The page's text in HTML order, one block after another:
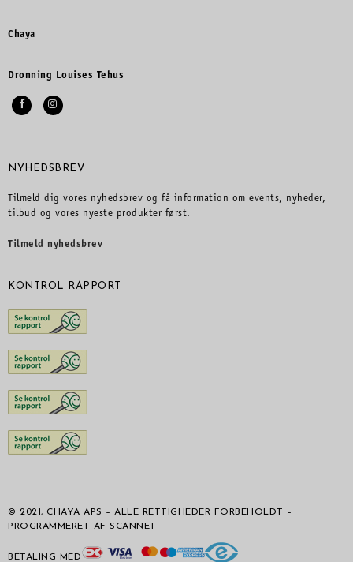
Chaya
Dronning Louises Tehus
NYHEDSBREV
Tilmeld dig vores nyhedsbrev og få information om events, nyheder,
tilbud og vores nyeste produkter først.
Tilmeld nyhedsbrev
KONTROL RAPPORT
© 2021, CHAYA APS – ALLE RETTIGHEDER FORBEHOLDT –
PROGRAMMERET AF SCANNET
BETALING MED